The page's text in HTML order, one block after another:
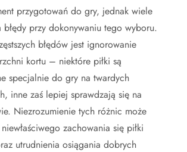
przygotowań do gry, jednak wiele
błędy przy dokonywaniu tego wyboru.
błędów jest ignorowanie
kortu – niektóre piłki są
specjalnie do gry na twardych
inne zaś lepiej sprawdzają się na
Niezrozumienie tych różnic może
zachowania się piłki
utrudnienia osiągania dobrych